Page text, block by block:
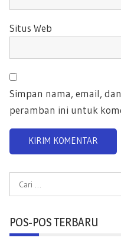
Situs Web
Simpan nama, email,
peramban ini untuk
a
POS-POS TERBARU